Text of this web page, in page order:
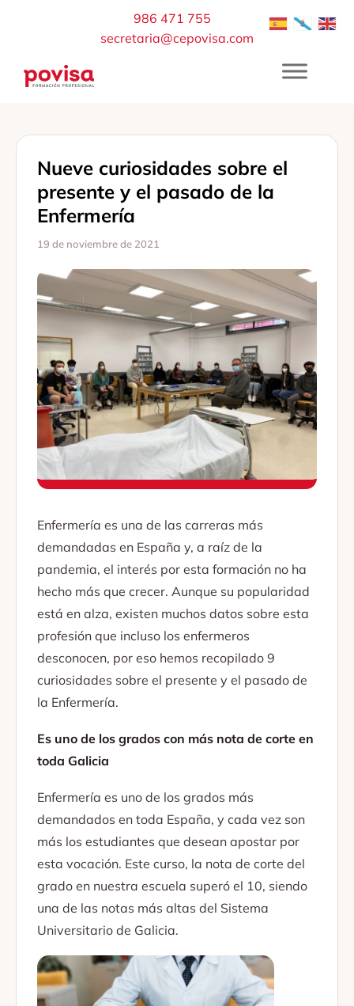
986 471 755
secretaria@cepovisa.com
Nueve curiosidades sobre el
presente y el pasado de la
Enfermería
19 de noviembre de 2021
Enfermería es una de las carreras más
demandadas en España y, a raíz de la
pandemia, el interés por esta formación no ha
hecho más que crecer. Aunque su popularidad
está en alza, existen muchos datos sobre esta
profesión que incluso los enfermeros
desconocen, por eso hemos recopilado 9
curiosidades sobre el presente y el pasado de
la Enfermería.
Es uno de los grados con más nota de corte en
toda Galicia
Enfermería es uno de los grados más
demandados en toda España, y cada vez son
más los estudiantes que desean apostar por
esta vocación. Este curso, la nota de corte del
grado en nuestra escuela superó el 10, siendo
una de las notas más altas del Sistema
Universitario de Galicia.